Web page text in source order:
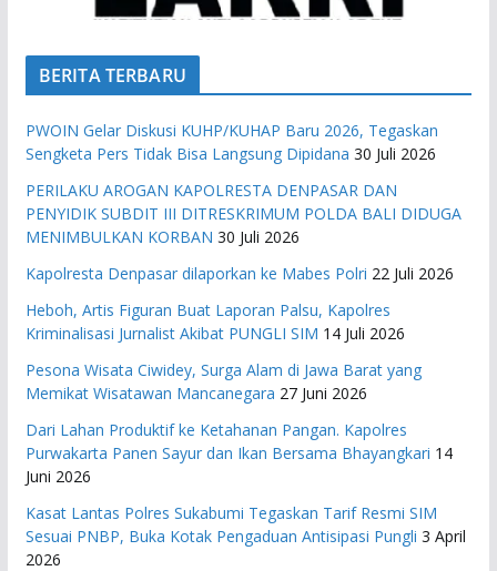
BERITA TERBARU
PWOIN Gelar Diskusi KUHP/KUHAP Baru 2026, Tegaskan
Sengketa Pers Tidak Bisa Langsung Dipidana 30 Juli 2026
PERILAKU AROGAN KAPOLRESTA DENPASAR DAN
PENYIDIK SUBDIT III DITRESKRIMUM POLDA BALI DIDUGA
MENIMBULKAN KORBAN 30 Juli 2026
Kapolresta Denpasar dilaporkan ke Mabes Polri 22 Juli 2026
Heboh, Artis Figuran Buat Laporan Palsu, Kapolres
Kriminalisasi Jurnalist Akibat PUNGLI SIM 14 Juli 2026
Pesona Wisata Ciwidey, Surga Alam di Jawa Barat yang
Memikat Wisatawan Mancanegara 27 Juni 2026
Dari Lahan Produktif ke Ketahanan Pangan. Kapolres
Purwakarta Panen Sayur dan Ikan Bersama Bhayangkari 14
Juni 2026
Kasat Lantas Polres Sukabumi Tegaskan Tarif Resmi SIM
Sesuai PNBP, Buka Kotak Pengaduan Antisipasi Pungli 3 April
2026